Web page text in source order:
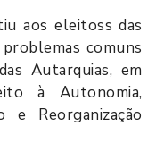
aos eleitoss das
comuns
Autarquias, em
à Autonomia,
e Reorganização